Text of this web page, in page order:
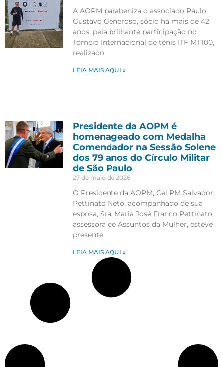
A AOPM parabeniza o associado Paulo
Gustavo Generoso, sócio há mais de 42
anos, pela brilhante participação no
Torneio Internacional de tênis ITF MT100,
realizado
LEIA MAIS AQUI »
Presidente da AOPM é
homenageado com Medalha
Comendador na Sessão Solene
dos 79 anos do Círculo Militar
de São Paulo
27 de maio de 2026
O Presidente da AOPM, Cel PM Salvador
Pettinato Neto, acompanhado de sua
esposa, Sra. Maria José Franco Pettinato,
assessora de Assuntos da Mulher, esteve
presente
LEIA MAIS AQUI »